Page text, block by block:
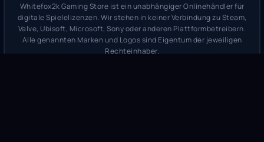
Whitefox2k Gaming Store ist ein unabhängiger Onlinehändler für
digitale Spielelizenzen. Wir stehen in keiner Verbindung zu Steam,
Valve, Ubisoft, Microsoft, Sony oder anderen Plattformbetreibern.
Alle genannten Marken und Logos sind Eigentum der jeweiligen
Rechteinhaber.